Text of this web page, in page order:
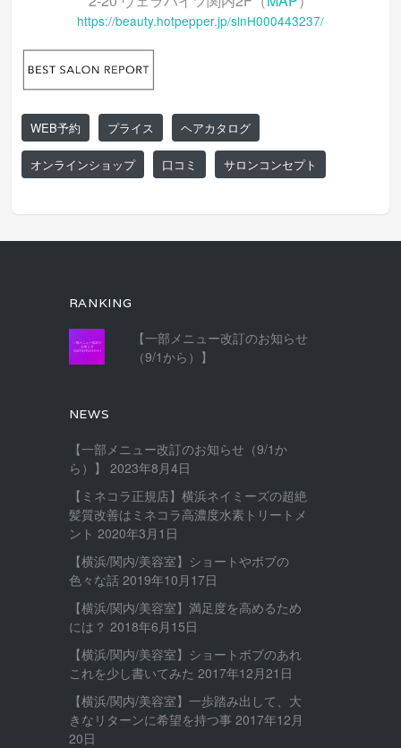
https://beauty.hotpepper.jp/slnH000443237/
WEB予約 プライス ヘアカタログ
オンラインショップ 口コミ サロンコンセプト
RANKING
【一部メニュー改訂のお知らせ
（9/1から）】
NEWS
【一部メニュー改訂のお知らせ（9/1か
ら）】
2023年8月4日
【ミネコラ正規店】横浜ネイミーズの超絶
髪質改善はミネコラ高濃度水素トリートメ
ント 2020年3月1日
【横浜/関内/美容室】ショートやボブの
色々な話 2019年10月17日
【横浜/関内/美容室】満足度を高めるため
には？ 2018年6月15日
【横浜/関内/美容室】ショートボブのあれ
これを少し書いてみた 2017年12月21日
【横浜/関内/美容室】一歩踏み出して、大
きなリターンに希望を持つ事 2017年12月
20日